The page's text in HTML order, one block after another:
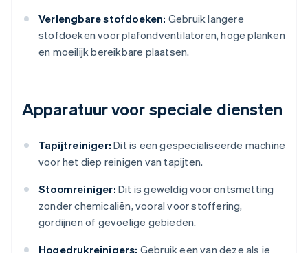
Verlengbare stofdoeken: Gebruik langere
stofdoeken voor plafondventilatoren, hoge planken
en moeilijk bereikbare plaatsen.
Apparatuur voor speciale diensten
Tapijtreiniger: Dit is een gespecialiseerde machine
voor het diep reinigen van tapijten.
Stoomreiniger: Dit is geweldig voor ontsmetting
zonder chemicaliën, vooral voor stoffering,
gordijnen of gevoelige gebieden.
Hogedrukreinigers: Gebruik een van deze als je